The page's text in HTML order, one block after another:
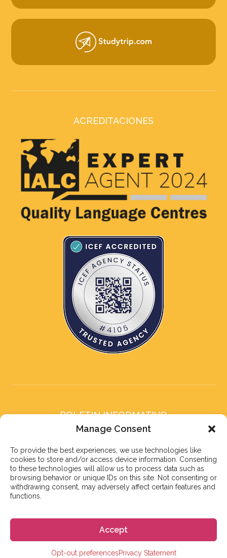
Manage Consent
To provide the best experiences, we use technologies like
cookies to store and/or access device information. Consenting
to these technologies will allow us to process data such as
browsing behavior or unique IDs on this site. Not consenting or
withdrawing consent, may adversely affect certain features and
functions.
Accept
Opt-out preferencesPrivacy Statement
ACREDITACIONES
BOLETIN INFORMATIVO
Suscríbete a nuestro boletín
Suscribirse